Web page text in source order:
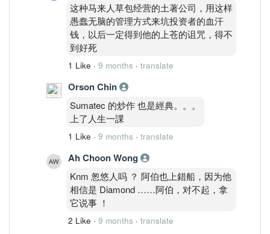
这种马来人草包经营的土著公司，用这样
愚蠢无脑的管理方式来坑投资者的血汗
钱，以后一定得到他的上苍的诅咒，得不
到好死
1 Like · 9 months · translate
Orson Chin
Sumatec 的炒作 也是經典。。。
上了人生一課
1 Like · 9 months · translate
Ah Choon Wong
Knm 怱悠人吗 ？ 阿伯也上錯船，因为他
相信是 Diamond ……阿伯，对不起，拿
它说事 ！
2 Like · 9 months · translate